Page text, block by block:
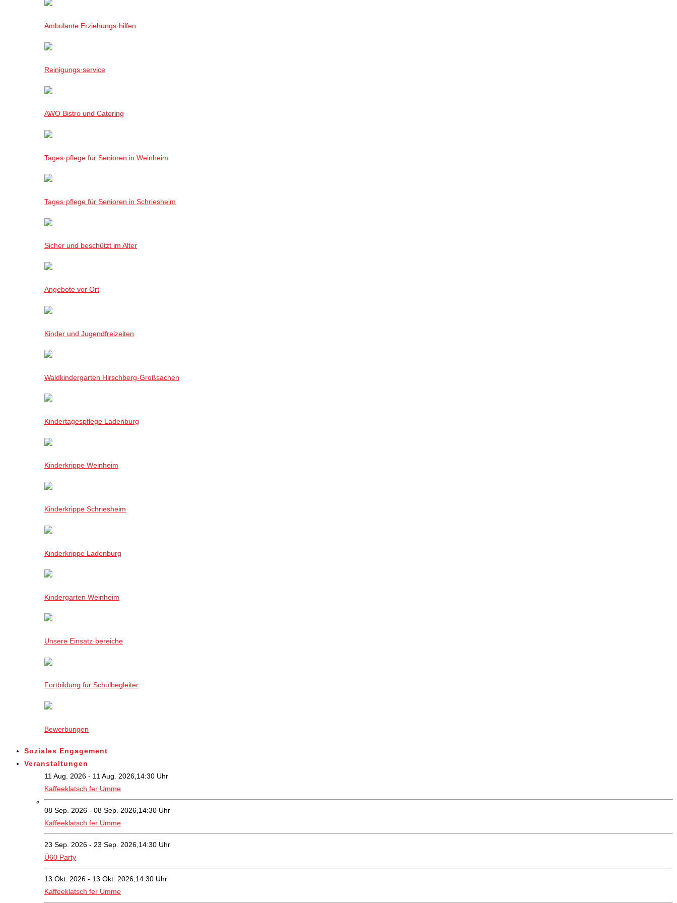
Ambulante Erziehungs·hilfen
Reinigungs·service
AWO Bistro und Catering
Tages·pflege für Senioren in Weinheim
Tages·pflege für Senioren in Schriesheim
Sicher und beschützt im Alter
Angebote vor Ort
Kinder und Jugendfreizeiten
Waldkindergarten Hirschberg-Großsachen
Kindertagespflege Ladenburg
Kinderkrippe Weinheim
Kinderkrippe Schriesheim
Kinderkrippe Ladenburg
Kindergarten Weinheim
Unsere Einsatz·bereiche
Fortbildung für Schulbegleiter
Bewerbungen
Soziales Engagement
Veranstaltungen
11 Aug. 2026 - 11 Aug. 2026,14:30 Uhr
Kaffeeklatsch fer Umme
08 Sep. 2026 - 08 Sep. 2026,14:30 Uhr
Kaffeeklatsch fer Umme
23 Sep. 2026 - 23 Sep. 2026,14:30 Uhr
Ü60 Party
13 Okt. 2026 - 13 Okt. 2026,14:30 Uhr
Kaffeeklatsch fer Umme